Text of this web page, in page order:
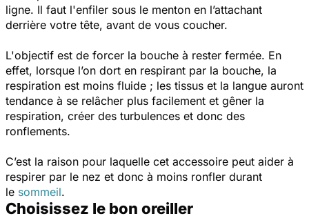
ligne. Il faut l'enfiler sous le menton en l’attachant
derrière votre tête, avant de vous coucher.
L'objectif est de forcer la bouche à rester fermée. En
effet, lorsque l’on dort en respirant par la bouche, la
respiration est moins fluide ; les tissus et la langue auront
tendance à se relâcher plus facilement et gêner la
respiration, créer des turbulences et donc des
ronflements.
C’est la raison pour laquelle cet accessoire peut aider à
respirer par le nez et donc à moins ronfler durant
le sommeil.
Choisissez le bon oreiller